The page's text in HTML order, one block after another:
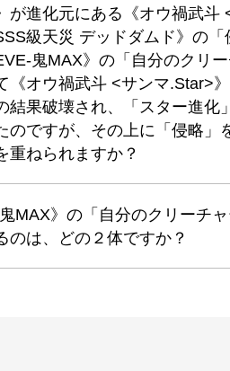
が進化元にある《オウ禍武斗
級天災 デッドダムド》の「
鬼MAX》の「自分のクリ
《オウ禍武斗 <サンマ.Star>
結果破壊され、「スター進化
のですが、その上に「侵略
重ねられますか？
鬼MAX》の「自分のクリーチ
のは、どの２体ですか？